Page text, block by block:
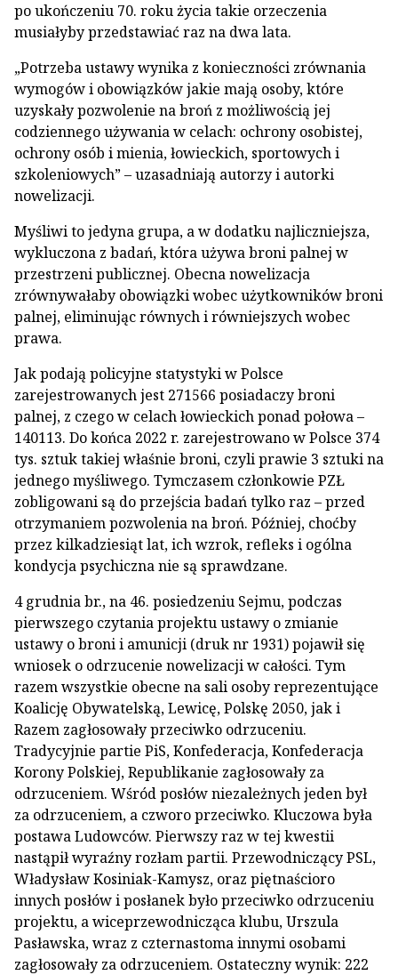
po ukończeniu 70. roku życia takie orzeczenia
musiałyby przedstawiać raz na dwa lata.
„Potrzeba ustawy wynika z konieczności zrównania
wymogów i obowiązków jakie mają osoby, które
uzyskały pozwolenie na broń z możliwością jej
codziennego używania w celach: ochrony osobistej,
ochrony osób i mienia, łowieckich, sportowych i
szkoleniowych” – uzasadniają autorzy i autorki
nowelizacji.
Myśliwi to jedyna grupa, a w dodatku najliczniejsza,
wykluczona z badań, która używa broni palnej w
przestrzeni publicznej. Obecna nowelizacja
zrównywałaby obowiązki wobec użytkowników broni
palnej, eliminując równych i równiejszych wobec
prawa.
Jak podają policyjne statystyki w Polsce
zarejestrowanych jest 271566 posiadaczy broni
palnej, z czego w celach łowieckich ponad połowa –
140113. Do końca 2022 r. zarejestrowano w Polsce 374
tys. sztuk takiej właśnie broni, czyli prawie 3 sztuki na
jednego myśliwego. Tymczasem członkowie PZŁ
zobligowani są do przejścia badań tylko raz – przed
otrzymaniem pozwolenia na broń. Później, choćby
przez kilkadziesiąt lat, ich wzrok, refleks i ogólna
kondycja psychiczna nie są sprawdzane.
4 grudnia br., na 46. posiedzeniu Sejmu, podczas
pierwszego czytania projektu ustawy o zmianie
ustawy o broni i amunicji (druk nr 1931) pojawił się
wniosek o odrzucenie nowelizacji w całości. Tym
razem wszystkie obecne na sali osoby reprezentujące
Koalicję Obywatelską, Lewicę, Polskę 2050, jak i
Razem zagłosowały przeciwko odrzuceniu.
Tradycyjnie partie PiS, Konfederacja, Konfederacja
Korony Polskiej, Republikanie zagłosowały za
odrzuceniem. Wśród posłów niezależnych jeden był
za odrzuceniem, a czworo przeciwko. Kluczowa była
postawa Ludowców. Pierwszy raz w tej kwestii
nastąpił wyraźny rozłam partii. Przewodniczący PSL,
Władysław Kosiniak-Kamysz, oraz piętnaścioro
innych posłów i posłanek było przeciwko odrzuceniu
projektu, a wiceprzewodnicząca klubu, Urszula
Pasławska, wraz z czternastoma innymi osobami
zagłosowały za odrzuceniem. Ostateczny wynik: 222